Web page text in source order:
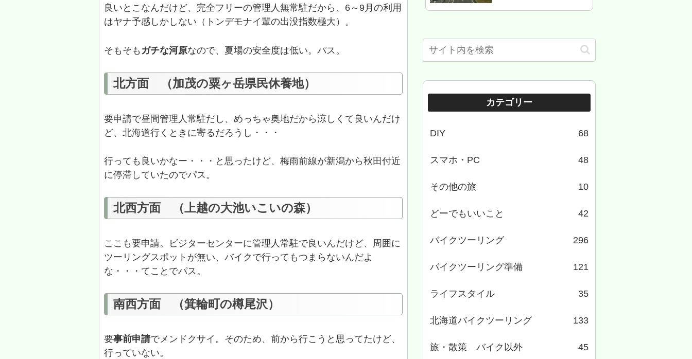
良いとこなんだけど、完全フリーの管理人無常駐だから、6～9月の利用
はヤナ予感しかしない（トンデモナイ輩の出没指数極大）。
そもそも ガチな河原なので、夏場の安全度は低い。パス。
北方面 （加茂の粟ヶ岳県民休養地）
要申請で昼間管理人常駐だし、めっちゃ奥地だから涼しくて良いんだけ
ど、北海道行くときに寄るだろうし・・・
行っても良いかなー・・・と思ったけど、梅雨前線が新潟から秋田付近
に停滞していたのでパス。
北西方面 （上越の大池いこいの森）
ここも要申請。ビジターセンターに管理人常駐で良いんだけど、周囲に
ツーリングスポットが無い、バイクで行ってもつまらないんだよ
な・・・てことでパス。
南西方面 （箕輪町の樽尾沢）
要事前申請でメンドクサイ。そのため、前から行こうと思ってたけど、
行っていない。
カテゴリー
DIY 68
スマホ・PC 48
その他の旅 10
どーでもいいこと 42
バイクツーリング 296
バイクツーリング準備 121
ライフスタイル 35
北海道バイクツーリング 133
旅・散策 バイク以外 45